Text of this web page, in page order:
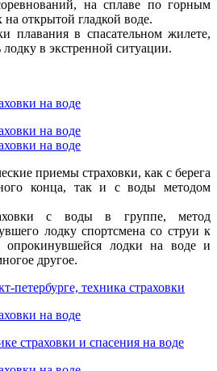
на сплаве по горным
открытой гладкой воде.
плавания в спасательном жилете,
в экстренной ситуации.
приемы страховки, как с берега
конца, так и с воды методом
с воды в группе, метод
лодку спортсмена со струи к
опрокинувшейся лодки на воде и
другое.